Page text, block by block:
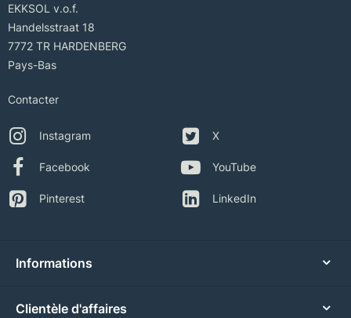
EKKSOL v.o.f.
Handelsstraat 18
7772 TR HARDENBERG
Pays-Bas
Contacter
Instagram
Facebook
Pinterest
X
YouTube
LinkedIn
Informations
Clientèle d'affaires